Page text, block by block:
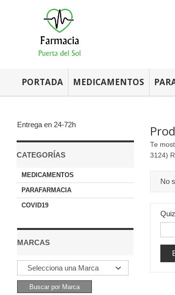
PORTADA MEDICAMENTOS
Entrega en 24-72h
CATEGORÍAS
MEDICAMENTOS
PARAFARMACIA
COVID19
MARCAS
Te
3124)
No